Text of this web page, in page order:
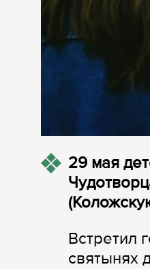
29 мая
Встретил
святынях